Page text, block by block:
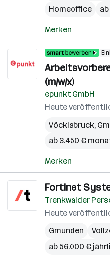
Homeoffice
Merken
(m/w/x)
epunkt GmbH
Heute
Vöcklabruck,
ab 3.450 €
Merken
Fortinet
Trenkwalder
Heute
Gmunden
ab 56.000 €